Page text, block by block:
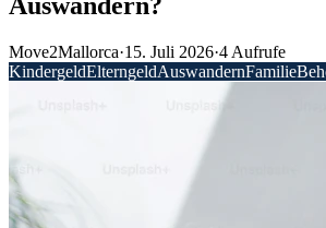
Move2Mallorca·15. Juli 2026·4 Aufrufe
KindergeldElterngeldAuswandernFamilie